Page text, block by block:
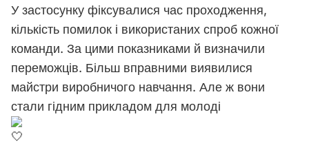
У застосунку фіксувалися час проходження,
кількість помилок і використаних спроб кожної
команди. За цими показниками й визначили
переможців. Більш вправними виявилися
майстри виробничого навчання. Але ж вони
стали гідним прикладом для молоді